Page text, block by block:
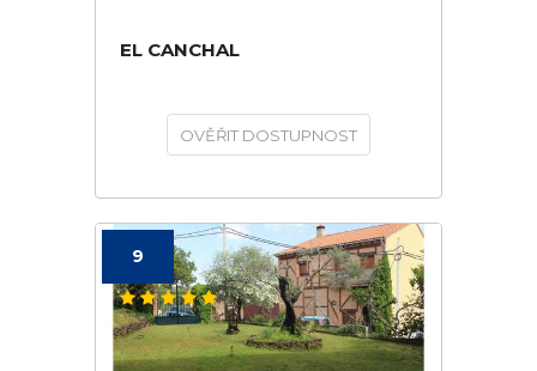
EL CANCHAL
OVĚŘIT DOSTUPNOST
9